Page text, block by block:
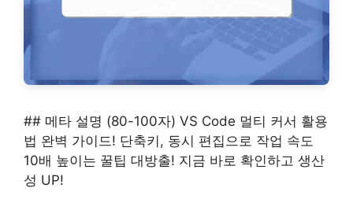
## 메타 설명 (80-100자) VS Code 멀티 커서 활용
법 완벽 가이드! 단축키, 동시 편집으로 작업 속도
10배 높이는 꿀팁 대방출! 지금 바로 확인하고 생산
성 UP!